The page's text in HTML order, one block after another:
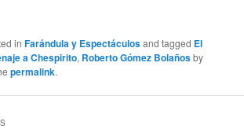
inFarándula y Espectáculosand tagged El
a Chespirito, Roberto Gómez Bolañosby
permalink.